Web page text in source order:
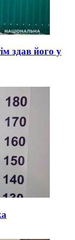
здав його у